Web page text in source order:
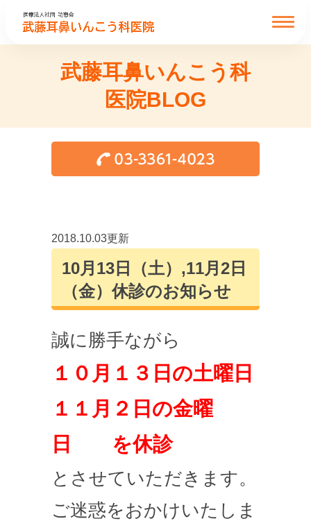
武藤耳鼻いんこう科
医院BLOG
2018.10.03更新
10月13日（土）,11月2日
（金）休診のお知らせ
誠に勝手ながら
１０月１３日の土曜日
１１月２日の金曜
日 を休診
とさせていただきます。
ご迷惑をおかけいたしま